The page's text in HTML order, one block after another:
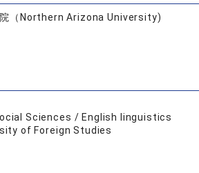
院（Northern Arizona University)
Sciences / English linguistics
of Foreign Studies